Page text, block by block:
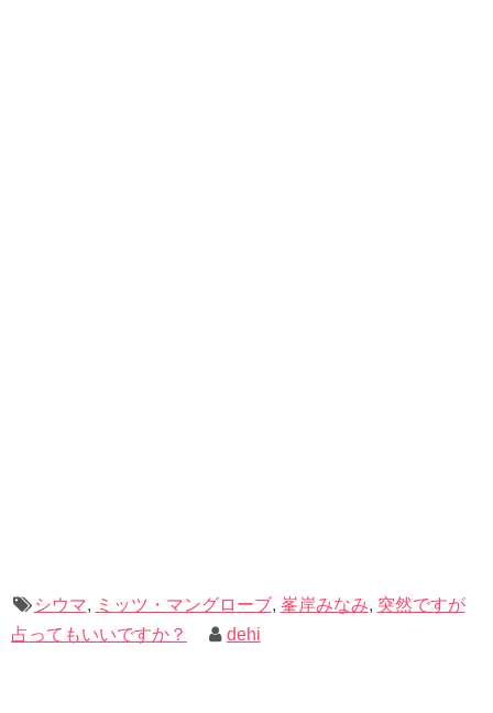
出会えますけどね。そろそろ。
シウマ, ミッツ・マングローブ, 峯岸みなみ, 突然ですが
占ってもいいですか？
dehi